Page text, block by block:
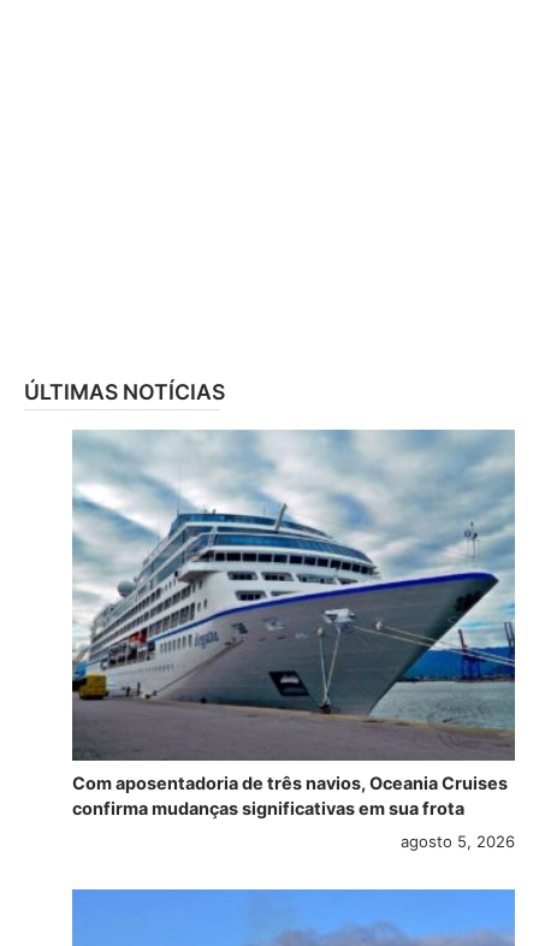
ÚLTIMAS NOTÍCIAS
Com aposentadoria de três navios, Oceania Cruises
confirma mudanças significativas em sua frota
agosto 5, 2026